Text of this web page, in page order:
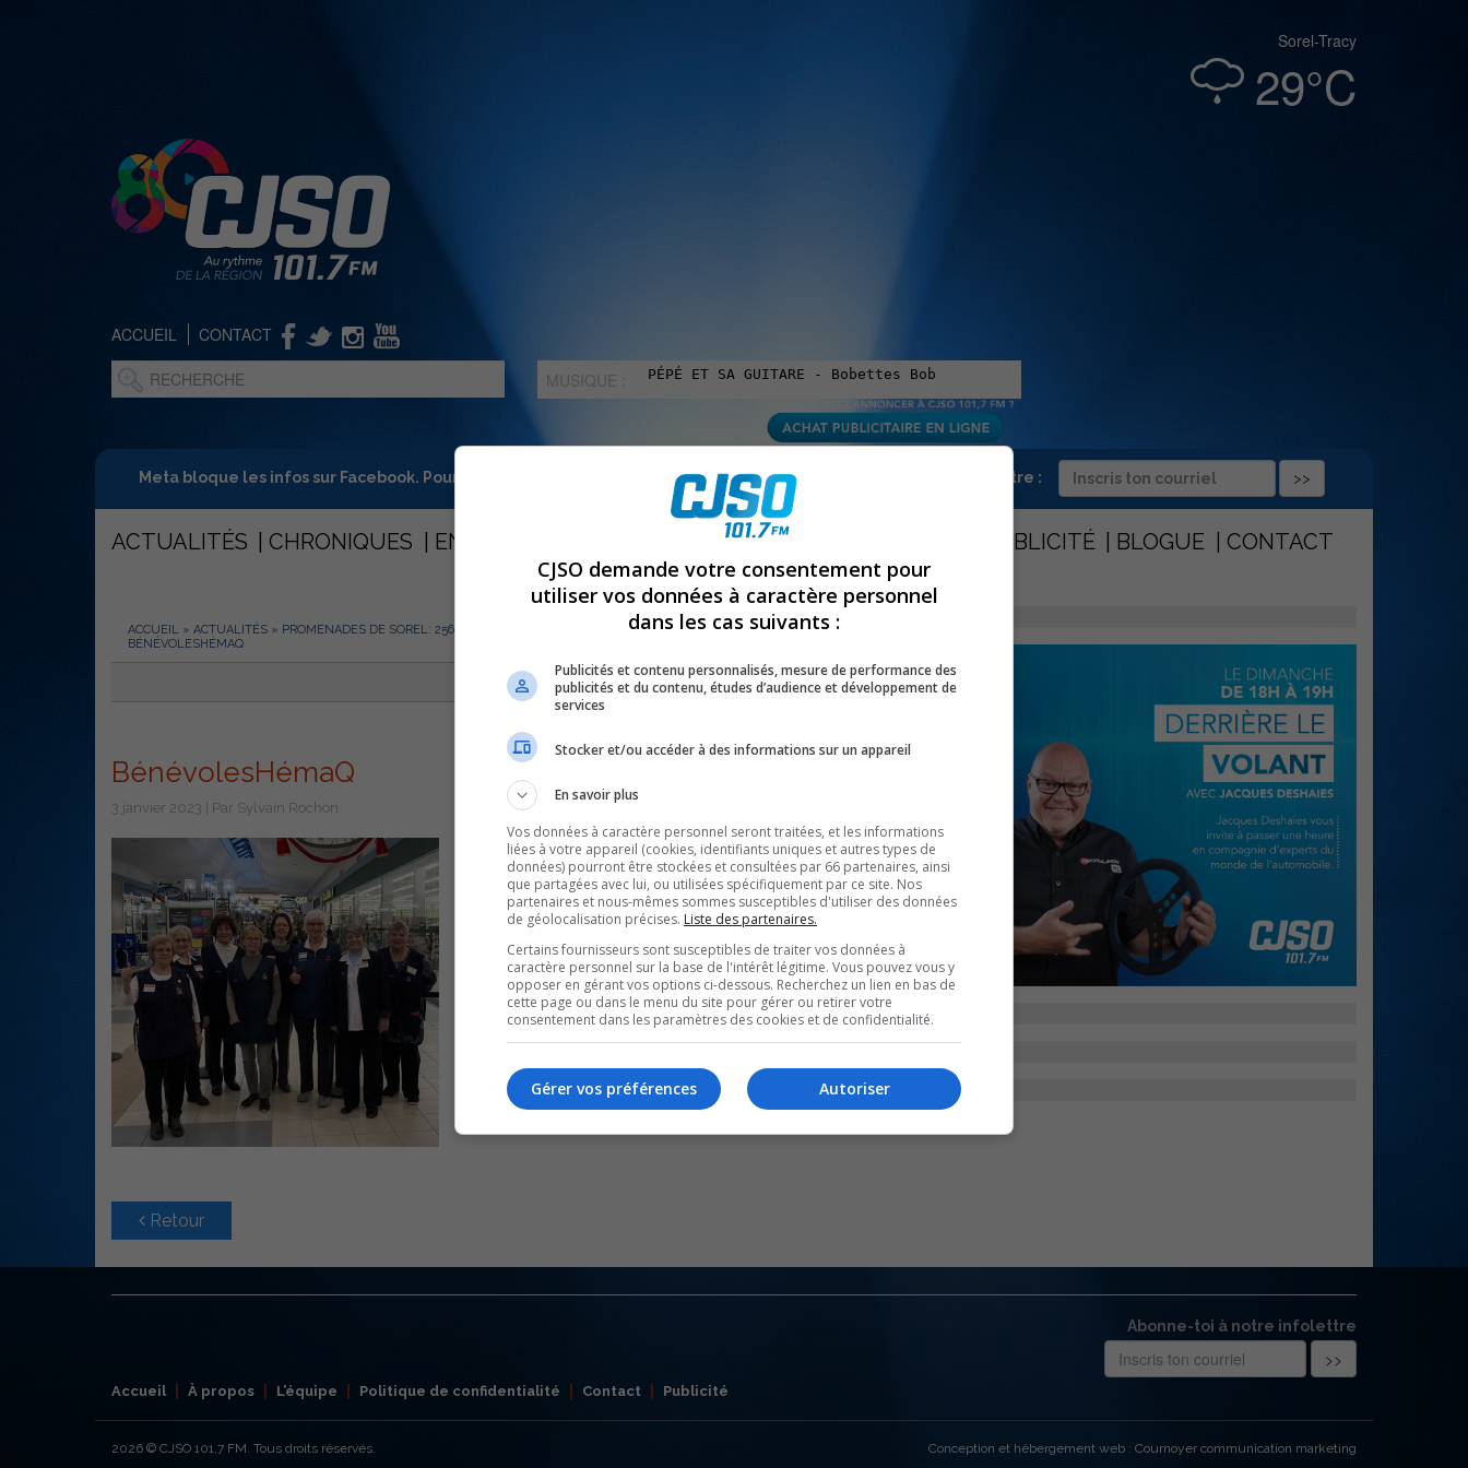
Sorel-Tracy
29°C
ACCUEIL CONTACT
MUSIQUE :
Meta bloque les infos sur Facebook. Pour ne rien manquer à Sorel-Tracy et la région, abonne-toi à notre infolettre :
ACTUALITÉS CHRONIQUES ENTREVUES ÉMISSIONS PUBLICITÉ BLOGUE CONTACT
ACCUEIL » ACTUALITÉS » PROMENADES DE SOREL: 256 PERSONNES À LA COLLECTE DE SANG DU TEMPS DES FÊTES»
BÉNÉVOLESHÉMAQ
PARTAGEZ
BénévolesHémaQ
3 janvier 2023 | Par Sylvain Rochon
Retour
Abonne-toi à notre infolettre
Accueil À propos L’équipe Politique de confidentialité Contact Publicité
2026 © CJSO 101,7 FM. Tous droits réservés. Conception et hébergement web : Cournoyer communication marketing
CJSO demande votre consentement pour
utiliser vos données à caractère personnel
dans les cas suivants :
Publicités et contenu personnalisés, mesure de performance des
publicités et du contenu, études d’audience et développement de
services
Stocker et/ou accéder à des informations sur un appareil
En savoir plus
Vos données à caractère personnel seront traitées, et les informations
liées à votre appareil (cookies, identifiants uniques et autres types de
données) pourront être stockées et consultées par 66 partenaires, ainsi
que partagées avec lui, ou utilisées spécifiquement par ce site. Nos
partenaires et nous-mêmes sommes susceptibles d'utiliser des données
de géolocalisation précises. Liste des partenaires.
Certains fournisseurs sont susceptibles de traiter vos données à
caractère personnel sur la base de l'intérêt légitime. Vous pouvez vous y
opposer en gérant vos options ci-dessous. Recherchez un lien en bas de
cette page ou dans le menu du site pour gérer ou retirer votre
consentement dans les paramètres des cookies et de confidentialité.
Autoriser
Gérer vos préférences